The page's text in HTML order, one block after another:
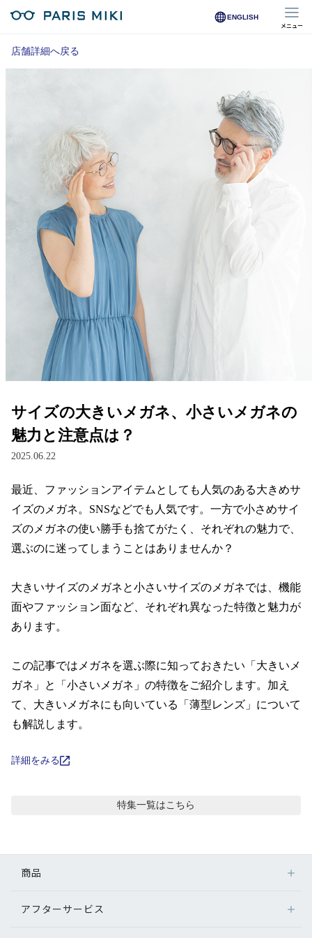
ENGLISH
メニュー
マイページ
オンラインショップ会員
※オンラインで会員登録された方
店舗を探す
店舗検索/来店予約
商品を探す
サングラス
補聴器
グッズ・小物
ブランドを探す
ブランド一覧
コンテンツを探す
スタッフコンテンツ
スタッフコンテンツ一覧
お知らせ
店舗詳細へ戻る
サイズの大きいメガネ、小さいメガネの
魅力と注意点は？
2025.06.22
最近、ファッションアイテムとしても人気のある大きめサ
イズのメガネ。SNSなどでも人気です。一方で小さめサイ
ズのメガネの使い勝手も捨てがたく、それぞれの魅力で、
選ぶのに迷ってしまうことはありませんか？
大きいサイズのメガネと小さいサイズのメガネでは、機能
面やファッション面など、それぞれ異なった特徴と魅力が
あります。
この記事ではメガネを選ぶ際に知っておきたい「大きいメ
ガネ」と「小さいメガネ」の特徴をご紹介します。加え
て、大きいメガネにも向いている「薄型レンズ」について
も解説します。
詳細をみる
特集一覧はこちら
商品
メガネ
アフターサービス